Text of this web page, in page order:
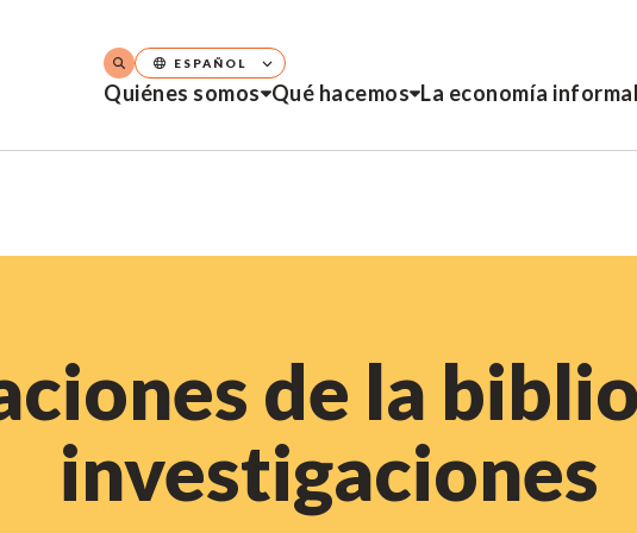
Quiénes somos Qué hacemos La economía informal
ESPAÑOL
de la
investigaciones